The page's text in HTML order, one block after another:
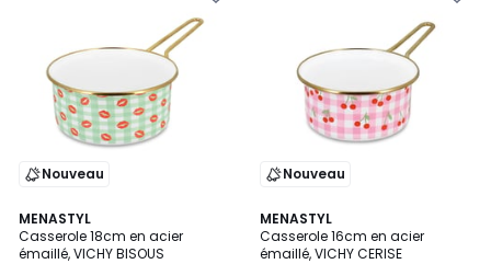
Nouveau
MENASTYL
Casserole 18cm en acier
émaillé, VICHY BISOUS
Nouveau
MENASTYL
Casserole 16cm en acier
émaillé, VICHY CERISE